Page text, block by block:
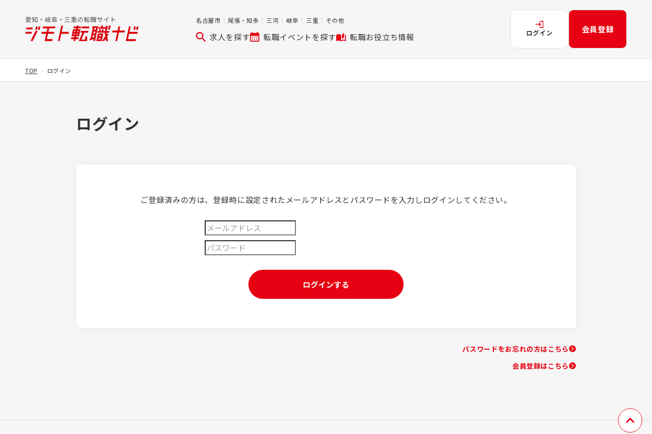
名古屋市 尾張・知多 三河 岐阜 三重 その他
求人を探す 転職イベントを探す 転職お役立ち情報 ログイン 会員登録
TOP ログイン
ログイン
ご登録済みの方は、登録時に設定されたメールアドレスとパスワードを入力しログインしてください。
ログインする
パスワードをお忘れの方はこちら
会員登録はこちら